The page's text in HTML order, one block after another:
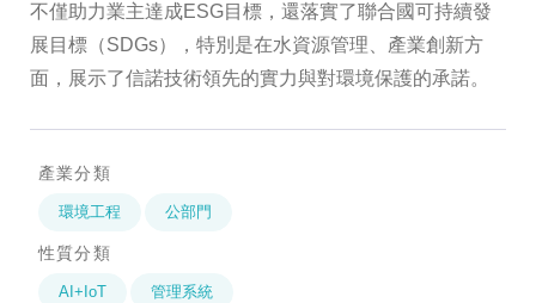
不僅助力業主達成ESG目標，還落實了聯合國可持續發
展目標（SDGs），特別是在水資源管理、產業創新方
面，展示了信諾技術領先的實力與對環境保護的承諾。
產業分類
環境工程 公部門
性質分類
AI+IoT 管理系統